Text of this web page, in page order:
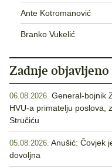
Ante Kotromanović
Branko Vukelić
Zadnje objavljeno
06.08.2026. General-bojnik
HVU-a primatelju poslova,
Stručiću
05.08.2026. Anušić: Čovjek
dovoljna